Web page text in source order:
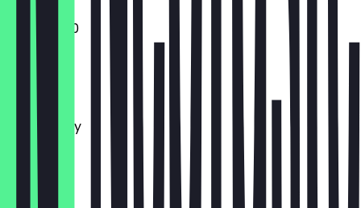
11:30 - 22:00
Monday
Tuesday
Wednesday
Thursday
Friday
Saturday